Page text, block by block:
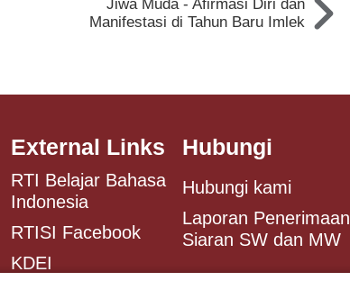
Jiwa Muda - Afirmasi Diri dan
Manifestasi di Tahun Baru Imlek
External Links
RTI Belajar Bahasa
Indonesia
RTISI Facebook
KDEI
Hubungi
Hubungi kami
Laporan Penerimaan
Siaran SW dan MW